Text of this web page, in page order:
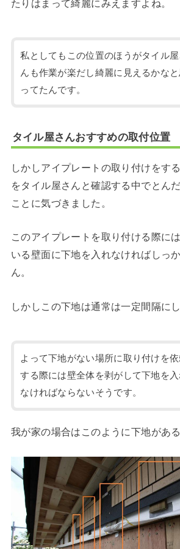
たりはまって綺麗にみえますよね。
私としてもこの位置のほうがタイル屋
んも作業が楽だし綺麗に見えるかなと
ってたんです。
タイル屋さんおすすめの取付位置
しかしアイプレートの取り付けをす
をタイル屋さんと確認する中でとん
ことに気づきました。
このアイプレートを取り付ける際に
いる壁面に下地を入れなければしっ
ん。
しかしこの下地は通常は一定間隔に
よって下地がない場所に取り付けを
する際には壁全体を剥がして下地を
なければならないそうです。
我が家の場合はこのように下地がある